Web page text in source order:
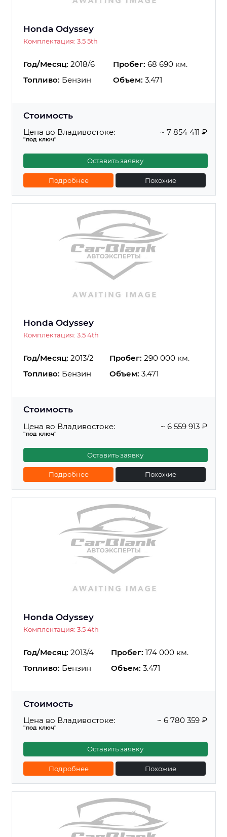
Honda Odyssey
Комплектация: 3.5 5th
Год/Месяц: 2018/6 Пробег: 68 690 км.
Топливо: Бензин Объем: 3.471
Стоимость
Цена во Владивостоке:
"под ключ"
~ 7 854 411 ₽
Оставить заявку
Подробнее Похожие
Honda Odyssey
Комплектация: 3.5 4th
Год/Месяц: 2013/2 Пробег: 290 000 км.
Топливо: Бензин Объем: 3.471
Стоимость
Цена во Владивостоке:
"под ключ"
~ 6 559 913 ₽
Оставить заявку
Подробнее Похожие
Honda Odyssey
Комплектация: 3.5 4th
Год/Месяц: 2013/4 Пробег: 174 000 км.
Топливо: Бензин Объем: 3.471
Стоимость
Цена во Владивостоке:
"под ключ"
~ 6 780 359 ₽
Оставить заявку
Подробнее Похожие